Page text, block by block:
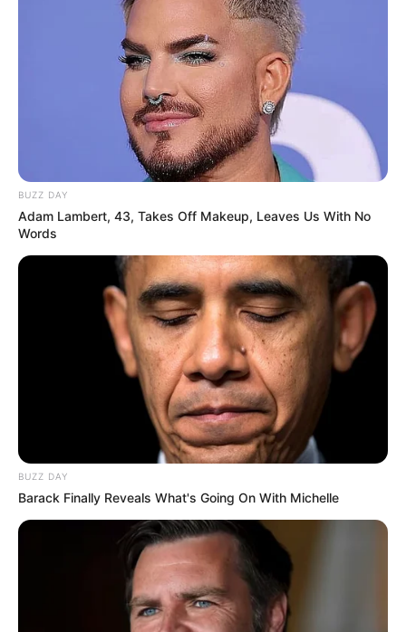
BUZZ DAY
Adam Lambert, 43, Takes Off Makeup, Leaves Us With No
Words
BUZZ DAY
Barack Finally Reveals What's Going On With Michelle